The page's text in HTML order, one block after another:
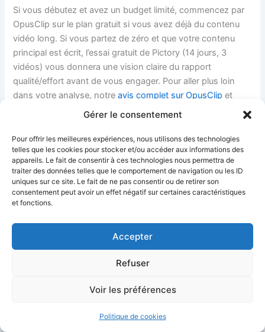
Gérer le consentement
Pour offrir les meilleures expériences, nous utilisons des technologies
telles que les cookies pour stocker et/ou accéder aux informations des
appareils. Le fait de consentir à ces technologies nous permettra de
traiter des données telles que le comportement de navigation ou les ID
uniques sur ce site. Le fait de ne pas consentir ou de retirer son
consentement peut avoir un effet négatif sur certaines caractéristiques
et fonctions.
Accepter
Refuser
Voir les préférences
Politique de cookies
Si vous débutez et avez un budget limité, commencez par
OpusClip sur le plan gratuit si vous avez déjà du contenu
vidéo long. Si vous partez de zéro et que votre contenu
principal est écrit, l’essai gratuit de Pictory (14 jours, 3
vidéos) vous donnera une vision claire du rapport
qualité/effort avant de vous engager. Pour aller plus loin
dans votre analyse, notreavis complet sur OpusClip et
notre analyse approfondie des
fonctionnalités comparées
choix.
FAQ : OpusClip vs Pictory
Est-ce qu’OpusClip fonctionne avec des vidéos en français
?
Oui, OpusClip supporte le français pour la génération de
sous-titres et la détection des moments clés. Le moteur
NLP analyse le contenu audio en plusieurs langues, y
est bonne, avec un taux d’erreur faible sur des locuteurs
principalement sur des patterns de contenu anglophones.